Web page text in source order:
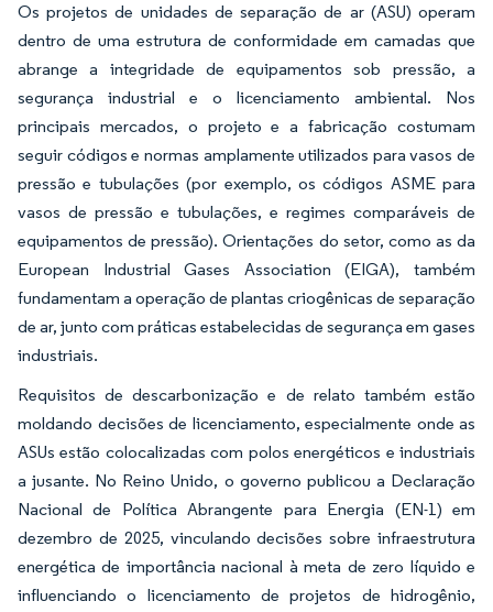
Os projetos de unidades de separação de ar (ASU) operam
dentro de uma estrutura de conformidade em camadas que
abrange a integridade de equipamentos sob pressão, a
segurança industrial e o licenciamento ambiental. Nos
principais mercados, o projeto e a fabricação costumam
seguir códigos e normas amplamente utilizados para vasos de
pressão e tubulações (por exemplo, os códigos ASME para
vasos de pressão e tubulações, e regimes comparáveis de
equipamentos de pressão). Orientações do setor, como as da
European Industrial Gases Association (EIGA), também
fundamentam a operação de plantas criogênicas de separação
de ar, junto com práticas estabelecidas de segurança em gases
industriais.
Requisitos de descarbonização e de relato também estão
moldando decisões de licenciamento, especialmente onde as
ASUs estão colocalizadas com polos energéticos e industriais
a jusante. No Reino Unido, o governo publicou a Declaração
Nacional de Política Abrangente para Energia (EN-1) em
dezembro de 2025, vinculando decisões sobre infraestrutura
energética de importância nacional à meta de zero líquido e
influenciando o licenciamento de projetos de hidrogênio,